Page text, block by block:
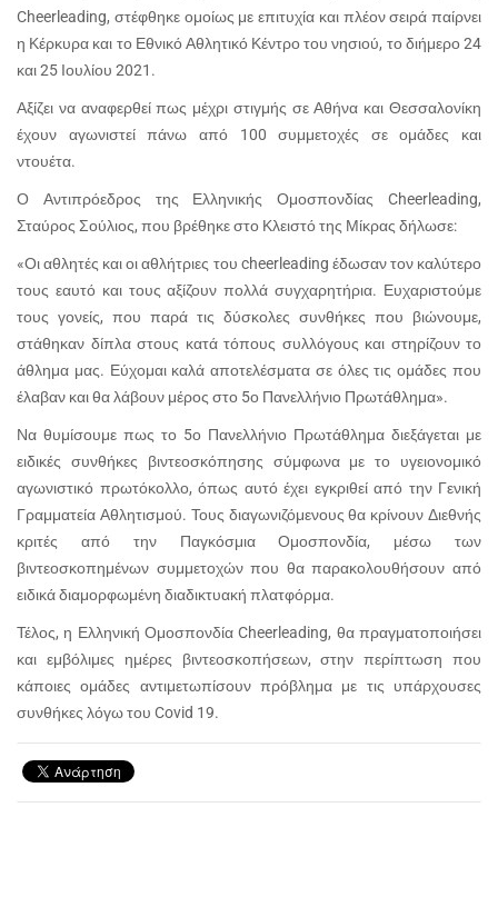
Cheerleading, στέφθηκε ομοίως με επιτυχία και πλέον σειρά παίρνει
η Κέρκυρα και το Εθνικό Αθλητικό Κέντρο του νησιού, το διήμερο 24
και 25 Ιουλίου 2021.
Αξίζει να αναφερθεί πως μέχρι στιγμής σε Αθήνα και Θεσσαλονίκη
έχουν αγωνιστεί πάνω από 100 συμμετοχές σε ομάδες και
ντουέτα.
Ο Αντιπρόεδρος της Ελληνικής Ομοσπονδίας Cheerleading,
Σταύρος Σούλιος, που βρέθηκε στο Κλειστό της Μίκρας δήλωσε:
«Οι αθλητές και οι αθλήτριες του cheerleading έδωσαν τον καλύτερο
τους εαυτό και τους αξίζουν πολλά συγχαρητήρια. Ευχαριστούμε
τους γονείς, που παρά τις δύσκολες συνθήκες που βιώνουμε,
στάθηκαν δίπλα στους κατά τόπους συλλόγους και στηρίζουν το
άθλημα μας. Εύχομαι καλά αποτελέσματα σε όλες τις ομάδες που
έλαβαν και θα λάβουν μέρος στο 5ο Πανελλήνιο Πρωτάθλημα».
Να θυμίσουμε πως το 5ο Πανελλήνιο Πρωτάθλημα διεξάγεται με
ειδικές συνθήκες βιντεοσκόπησης σύμφωνα με το υγειονομικό
αγωνιστικό πρωτόκολλο, όπως αυτό έχει εγκριθεί από την Γενική
Γραμματεία Αθλητισμού. Τους διαγωνιζόμενους θα κρίνουν Διεθνής
κριτές από την Παγκόσμια Ομοσπονδία, μέσω των
βιντεοσκοπημένων συμμετοχών που θα παρακολουθήσουν από
ειδικά διαμορφωμένη διαδικτυακή πλατφόρμα.
Τέλος, η Ελληνική ΟμοσπονδίαCheerleading, θα πραγματοποιήσει
και εμβόλιμες ημέρες βιντεοσκοπήσεων, στην περίπτωση που
κάποιες ομάδες αντιμετωπίσουν πρόβλημα με τις υπάρχουσες
συνθήκες λόγω του Covid 19.